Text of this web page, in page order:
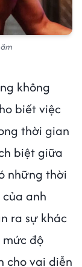
không
biết việc
thời gian
biệt giữa
những thời
anh
ra sự khác
độ
cho vai diễn